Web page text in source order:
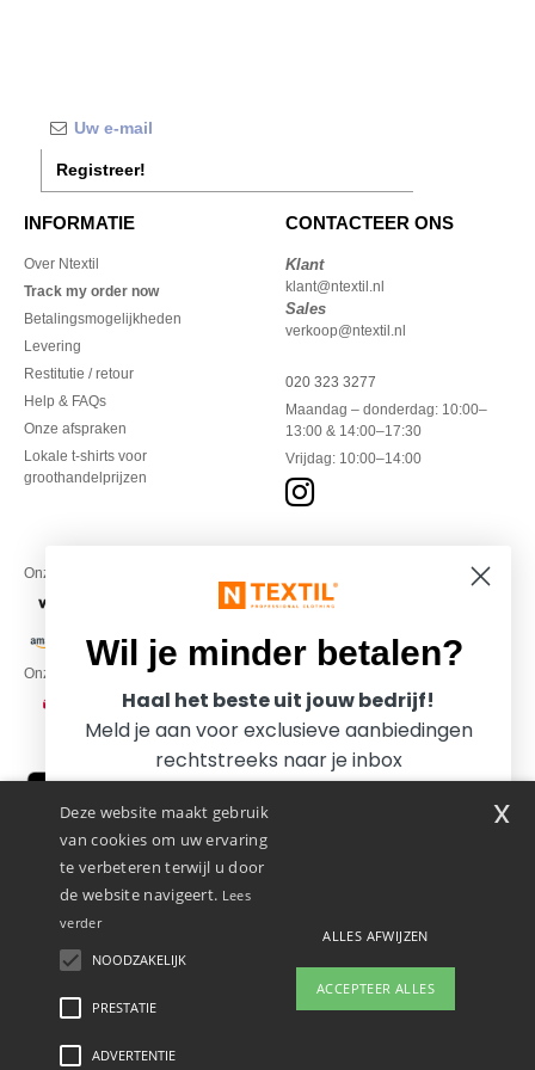
Registreer!
INFORMATIE
Over Ntextil
Track my order now
Betalingsmogelijkheden
Levering
Restitutie / retour
Help & FAQs
Onze afspraken
Lokale t-shirts voor
groothandelprijzen
CONTACTEER ONS
Klant
klant@ntextil.nl
Sales
verkoop@ntextil.nl
020 323 3277
Maandag – donderdag: 10:00–
13:00 & 14:00–17:30
Vrijdag: 10:00–14:00
Onze financiële partners
Onze transporteurs
Zekeringstraat 46, 1014BT Amsterdam - VAT NL 005596191B03 - KvK
Dit is GEEN retouradres. Voor retourzending, zie hier
Wettelijke bepalingen
Deze website maakt gebruik
van cookies om uw ervaring
te verbeteren terwijl u door
de website navigeert. Lees
verder
NOODZAKELIJK
PRESTATIE
ADVERTENTIE
ALLES AFWIJZEN
ACCEPTEER ALLES
x
Wil je minder betalen?
Haal het beste uit jouw bedrijf!
Meld je aan voor exclusieve aanbiedingen
rechtstreeks naar je inbox
Ja, ik wil minder betalen!
Nee bedankt, ik wil meer betalen.